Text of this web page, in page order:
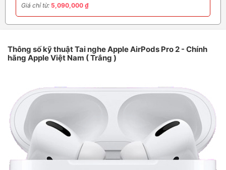
Giá chỉ từ: 5,090,000 ₫
Thông số kỹ thuật Tai nghe Apple AirPods Pro 2 - Chính
hãng Apple Việt Nam ( Trắng )